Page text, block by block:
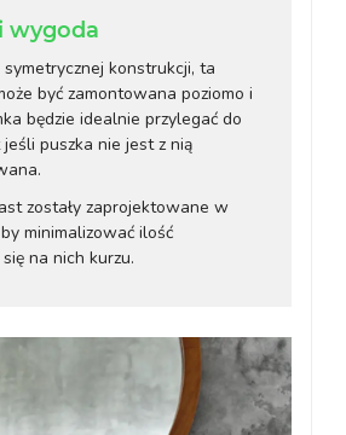
wygoda
symetrycznej konstrukcji, ta
być zamontowana poziomo i
będzie idealnie przylegać do
puszka nie jest z nią
zostały zaprojektowane w
minimalizować ilość
na nich kurzu.